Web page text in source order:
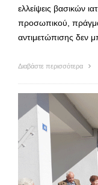
ελλείψεις βασικών
προσωπικού, πράγμα
αντιμετώπισης δεν
Διαβάστε περισσότερα